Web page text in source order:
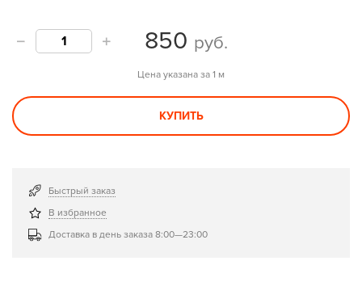
850 руб.
Цена указана за 1 м
КУПИТЬ
Быстрый заказ
В избранное
Доставка в день заказа 8:00—23:00